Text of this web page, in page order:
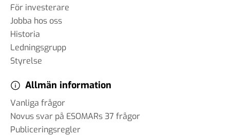
För investerare
Jobba hos oss
Historia
Ledningsgrupp
Styrelse
Allmän information
Vanliga frågor
Novus svar på ESOMARs 37 frågor
Publiceringsregler